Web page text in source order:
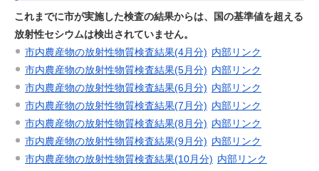
これまでに市が実施した検査の結果からは、国の基準値を超える
放射性セシウムは検出されていません。
市内農産物の放射性物質検査結果(4月分) 内部リンク
市内農産物の放射性物質検査結果(5月分) 内部リンク
市内農産物の放射性物質検査結果(6月分) 内部リンク
市内農産物の放射性物質検査結果(7月分) 内部リンク
市内農産物の放射性物質検査結果(8月分) 内部リンク
市内農産物の放射性物質検査結果(9月分) 内部リンク
市内農産物の放射性物質検査結果(10月分) 内部リンク